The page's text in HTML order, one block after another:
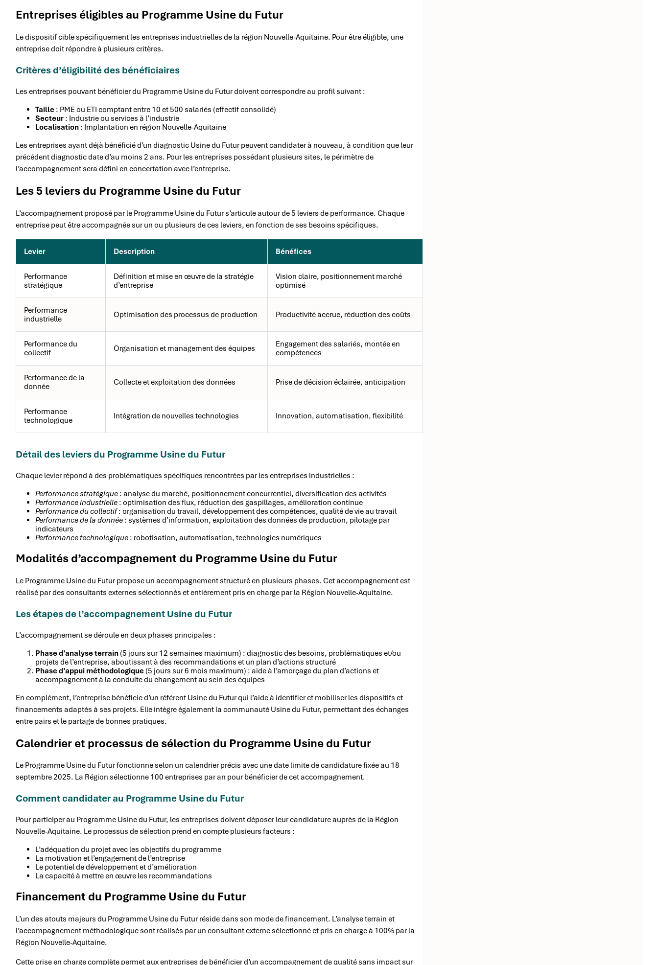
Entreprises éligibles au Programme Usine du Futur
Le dispositif cible spécifiquement les entreprises industrielles de la région Nouvelle-Aquitaine. Pour être éligible, une
entreprise doit répondre à plusieurs critères.
Critères d’éligibilité des bénéficiaires
Les entreprises pouvant bénéficier du Programme Usine du Futur doivent correspondre au profil suivant :
Taille : PME ou ETI comptant entre 10 et 500 salariés (effectif consolidé)
Secteur : Industrie ou services à l’industrie
Localisation : Implantation en région Nouvelle-Aquitaine
Les entreprises ayant déjà bénéficié d’un diagnostic Usine du Futur peuvent candidater à nouveau, à condition que leur
précédent diagnostic date d’au moins 2 ans. Pour les entreprises possédant plusieurs sites, le périmètre de
l’accompagnement sera défini en concertation avec l’entreprise.
Les 5 leviers du Programme Usine du Futur
L’accompagnement proposé par le Programme Usine du Futur s’articule autour de 5 leviers de performance. Chaque
entreprise peut être accompagnée sur un ou plusieurs de ces leviers, en fonction de ses besoins spécifiques.
Levier Description Bénéfices
Performance
stratégique
Définition et mise en œuvre de la stratégie
d’entreprise
Vision claire, positionnement marché
optimisé
Performance
industrielle
Optimisation des processus de production Productivité accrue, réduction des coûts
Performance du
collectif
Organisation et management des équipes
Engagement des salariés, montée en
compétences
Performance de la
donnée
Collecte et exploitation des données Prise de décision éclairée, anticipation
Performance
technologique
Intégration de nouvelles technologies Innovation, automatisation, flexibilité
Détail des leviers du Programme Usine du Futur
Chaque levier répond à des problématiques spécifiques rencontrées par les entreprises industrielles :
Performance stratégique : analyse du marché, positionnement concurrentiel, diversification des activités
Performance industrielle : optimisation des flux, réduction des gaspillages, amélioration continue
Performance du collectif: organisation du travail, développement des compétences, qualité de vie au travail
Performance de la donnée : systèmes d’information, exploitation des données de production, pilotage par
indicateurs
Performance technologique : robotisation, automatisation, technologies numériques
Modalités d’accompagnement du Programme Usine du Futur
Le Programme Usine du Futur propose un accompagnement structuré en plusieurs phases. Cet accompagnement est
réalisé par des consultants externes sélectionnés et entièrement pris en charge par la Région Nouvelle-Aquitaine.
Les étapes de l’accompagnement Usine du Futur
L’accompagnement se déroule en deux phases principales :
Phase d’analyse terrain (5 jours sur 12 semaines maximum) : diagnostic des besoins, problématiques et/ou
projets de l’entreprise, aboutissant à des recommandations et un plan d’actions structuré
Phase d’appui méthodologique (5 jours sur 6 mois maximum) : aide à l’amorçage du plan d’actions et
accompagnement à la conduite du changement au sein des équipes
En complément, l’entreprise bénéficie d’un référent Usine du Futur qui l’aide à identifier et mobiliser les dispositifs et
financements adaptés à ses projets. Elle intègre également la communauté Usine du Futur, permettant des échanges
entre pairs et le partage de bonnes pratiques.
Calendrier et processus de sélection du Programme Usine du Futur
Le Programme Usine du Futur fonctionne selon un calendrier précis avec une date limite de candidature fixée au 18
septembre 2025. La Région sélectionne 100 entreprises par an pour bénéficier de cet accompagnement.
Comment candidater au Programme Usine du Futur
Pour participer au Programme Usine du Futur, les entreprises doivent déposer leur candidature auprès de la Région
Nouvelle-Aquitaine. Le processus de sélection prend en compte plusieurs facteurs :
L’adéquation du projet avec les objectifs du programme
La motivation et l’engagement de l’entreprise
Le potentiel de développement et d’amélioration
La capacité à mettre en œuvre les recommandations
Financement du Programme Usine du Futur
L’un des atouts majeurs du Programme Usine du Futur réside dans son mode de financement. L’analyse terrain et
l’accompagnement méthodologique sont réalisés par un consultant externe sélectionné et pris en charge à 100% par la
Région Nouvelle-Aquitaine.
Cette prise en charge complète permet aux entreprises de bénéficier d’un accompagnement de qualité sans impact sur